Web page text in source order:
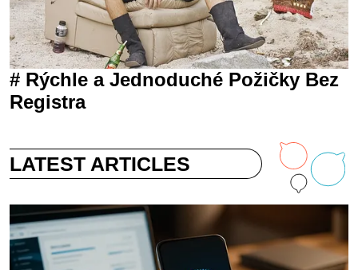
# Rýchle a Jednoduché Požičky Bez
Registra
LATEST ARTICLES